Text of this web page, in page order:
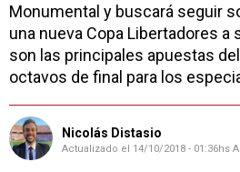
Monumental y buscará seguir
una nueva Copa Libertadores a
son las principales apuestas
octavos de final para los
Nicolás Distasio
Actualizado el 14/10/2018 - 01:36hs